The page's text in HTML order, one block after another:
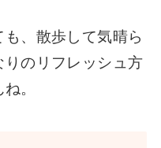
も、散歩して気晴ら
りのリフレッシュ方
。